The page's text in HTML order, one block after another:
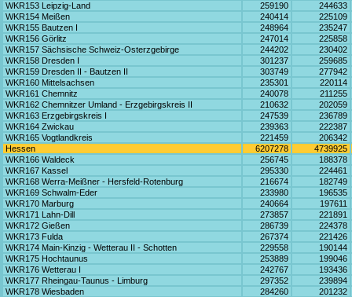
WKR153 Leipzig-Land
259190
244633
WKR154 Meißen
240414
225109
WKR155 Bautzen I
248964
235247
WKR156 Görlitz
247014
225858
WKR157 Sächsische Schweiz-Osterzgebirge
244202
230402
WKR158 Dresden I
301237
259685
WKR159 Dresden II - Bautzen II
303749
277942
WKR160 Mittelsachsen
235301
220114
WKR161 Chemnitz
240078
211255
WKR162 Chemnitzer Umland - Erzgebirgskreis II
210632
202059
WKR163 Erzgebirgskreis I
247539
236789
WKR164 Zwickau
239363
222387
WKR165 Vogtlandkreis
221459
206342
Hessen
6207278
4739925
WKR166 Waldeck
256745
188378
WKR167 Kassel
295330
224461
WKR168 Werra-Meißner - Hersfeld-Rotenburg
216674
182749
WKR169 Schwalm-Eder
233980
196535
WKR170 Marburg
240664
197611
WKR171 Lahn-Dill
273857
221891
WKR172 Gießen
286739
224378
WKR173 Fulda
267374
221426
WKR174 Main-Kinzig - Wetterau II - Schotten
229558
190144
WKR175 Hochtaunus
253889
199046
WKR176 Wetterau I
242767
193436
WKR177 Rheingau-Taunus - Limburg
297352
239894
WKR178 Wiesbaden
284260
201232